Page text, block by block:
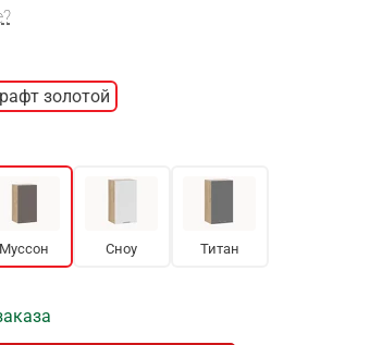
золотой
Муссон Сноу Титан